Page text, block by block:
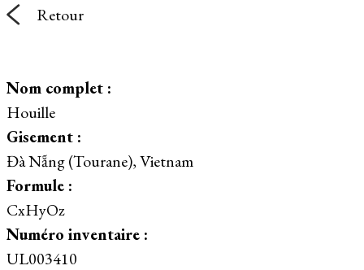
Retour
Nom complet :
Houille
Gisement :
Đà Nẵng (Tourane), Vietnam
Formule :
CxHyOz
Numéro inventaire :
UL003410